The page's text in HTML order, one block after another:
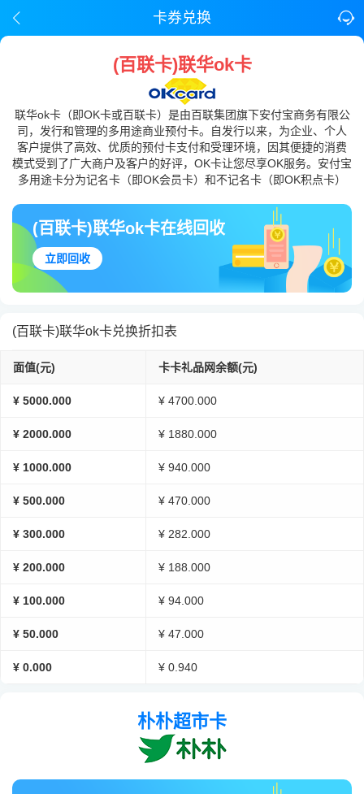
卡券兑换
(百联卡)联华ok卡
联华ok卡（即OK卡或百联卡）是由百联集团旗下安付宝商务有限公
司，发行和管理的多用途商业预付卡。自发行以来，为企业、个人
客户提供了高效、优质的预付卡支付和受理环境，因其便捷的消费
模式受到了广大商户及客户的好评，OK卡让您尽享OK服务。安付宝
多用途卡分为记名卡（即OK会员卡）和不记名卡（即OK积点卡）
(百联卡)联华ok卡在线回收
立即回收
(百联卡)联华ok卡兑换折扣表
面值(元) 卡卡礼品网余额(元)
¥ 5000.000 ¥ 4700.000
¥ 2000.000 ¥ 1880.000
¥ 1000.000 ¥ 940.000
¥ 500.000 ¥ 470.000
¥ 300.000 ¥ 282.000
¥ 200.000 ¥ 188.000
¥ 100.000 ¥ 94.000
¥ 50.000 ¥ 47.000
¥ 0.000 ¥ 0.940
朴朴超市卡